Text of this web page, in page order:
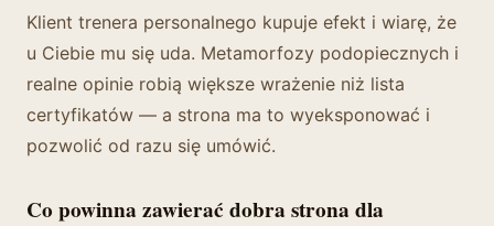
Klient trenera personalnego kupuje efekt i wiarę, że
u Ciebie mu się uda. Metamorfozy podopiecznych i
realne opinie robią większe wrażenie niż lista
certyfikatów — a strona ma to wyeksponować i
pozwolić od razu się umówić.
Co powinna zawierać dobra strona dla